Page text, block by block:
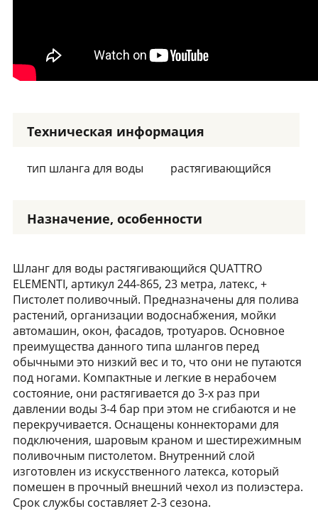
Техническая информация
тип шланга для воды растягивающийся
Назначение, особенности
Шланг для воды растягивающийся QUATTRO
ELEMENTI, артикул 244-865, 23 метра, латекс, +
Пистолет поливочный. Предназначены для полива
растений, организации водоснабжения, мойки
автомашин, окон, фасадов, тротуаров. Основное
преимущества данного типа шлангов перед
обычными это низкий вес и то, что они не путаются
под ногами. Компактные и легкие в нерабочем
состояние, они растягивается до 3-х раз при
давлении воды 3-4 бар при этом не сгибаются и не
перекручивается. Оснащены коннекторами для
подключения, шаровым краном и шестирежимным
поливочным пистолетом. Внутренний слой
изготовлен из искусственного латекса, который
помешен в прочный внешний чехол из полиэстера.
Срок службы составляет 2-3 сезона.